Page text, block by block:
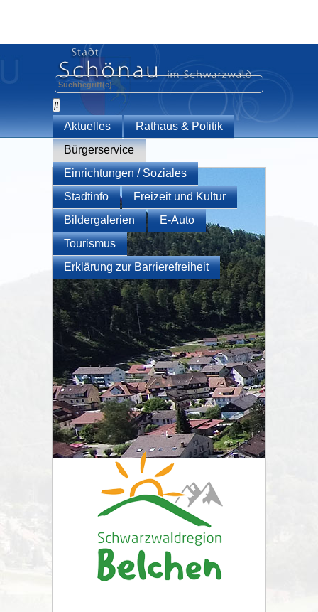
Aktuelles
Rathaus & Politik
Bürgerservice
Einrichtungen / Soziales
Stadtinfo
Freizeit und Kultur
Bildergalerien
E-Auto
Tourismus
Erklärung zur Barrierefreiheit